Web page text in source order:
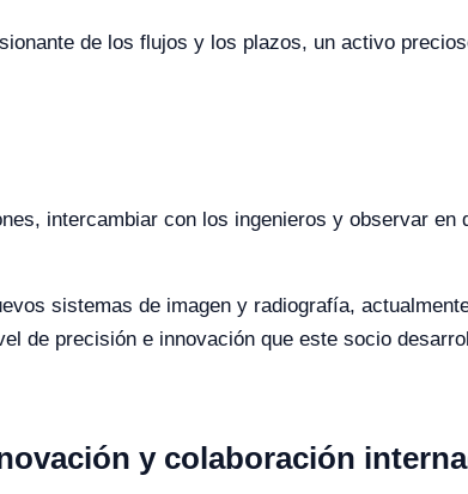
de los flujos y los plazos, un activo
intercambiar con los ingenieros y observar en
sistemas de imagen y radiografía,
de precisión e innovación que este socio
y colaboración